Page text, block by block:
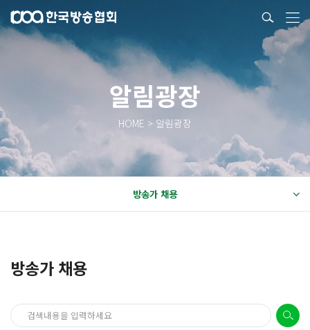
알림광장
HOME > 알림광장
방송가 채용
방송가 채용